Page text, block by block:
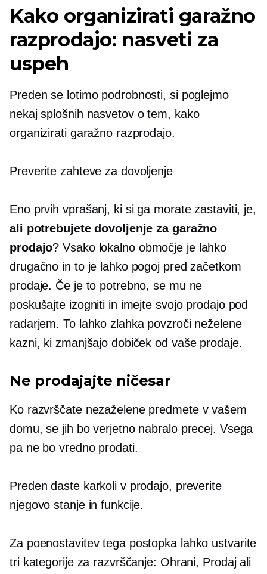
Kako organizirati garažno
razprodajo: nasveti za
uspeh
Preden se lotimo podrobnosti, si poglejmo
nekaj splošnih nasvetov o tem, kako
organizirati garažno razprodajo.
Preverite zahteve za dovoljenje
Eno prvih vprašanj, ki si ga morate zastaviti, je,
ali potrebujete dovoljenje za garažno
prodajo? Vsako lokalno območje je lahko
drugačno in to je lahko pogoj pred začetkom
prodaje. Če je to potrebno, se mu ne
poskušajte izogniti in imejte svojo prodajo pod
radarjem. To lahko zlahka povzroči neželene
kazni, ki zmanjšajo dobiček od vaše prodaje.
Ne prodajajte ničesar
Ko razvrščate nezaželene predmete v vašem
domu, se jih bo verjetno nabralo precej. Vsega
pa ne bo vredno prodati.
Preden daste karkoli v prodajo, preverite
njegovo stanje in funkcije.
Za poenostavitev tega postopka lahko ustvarite
tri kategorije za razvrščanje: Ohrani, Prodaj ali